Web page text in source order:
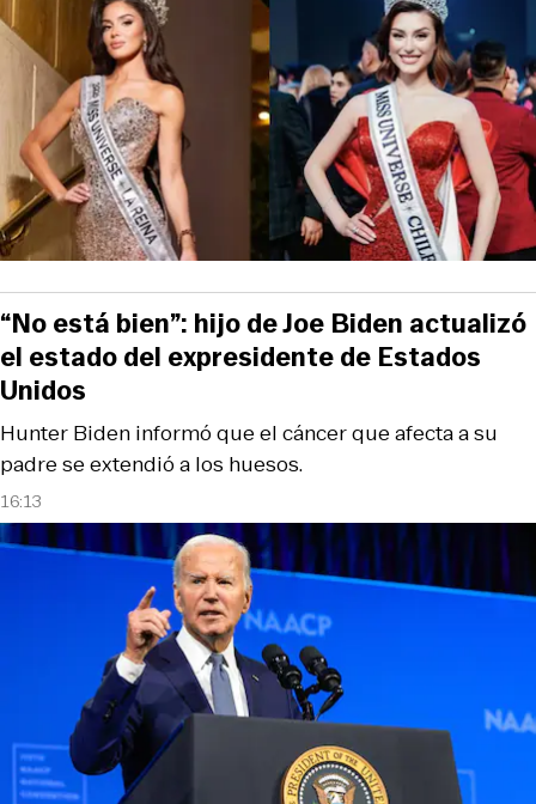
16:13
Hunter Biden informó que el cáncer que afecta a su
padre se extendió a los huesos.
“No está bien”: hijo de Joe Biden actualizó
el estado del expresidente de Estados
Unidos